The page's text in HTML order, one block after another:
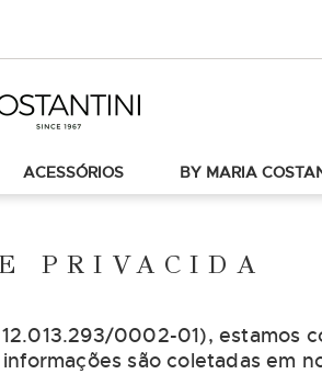
ACESSÓRIOS BY MARIA
PRIVACIDA
0002-01), estamos
são coletadas em